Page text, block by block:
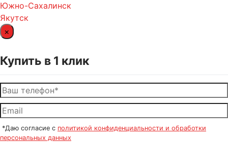
Южно-Сахалинск
Якутск
×
Купить в 1 клик
*Даю согласие с политикой конфиденциальности и обработки
персональных данных